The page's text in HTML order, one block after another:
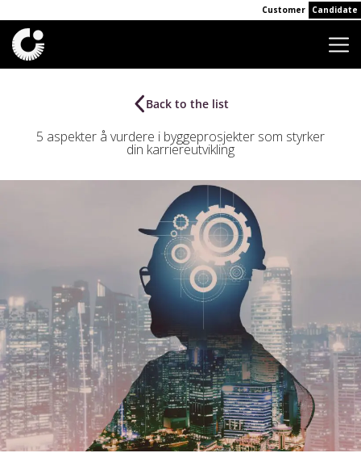
Customer Candidate
Back to the list
5 aspekter å vurdere i byggeprosjekter som styrker
din karriereutvikling